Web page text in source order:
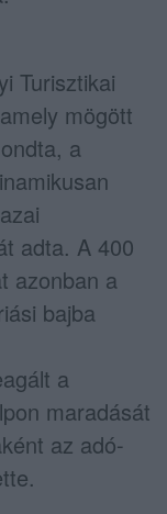
Turisztikai
mögött
a
adta. A 400
azonban a
bajba
a
maradását
az adó-